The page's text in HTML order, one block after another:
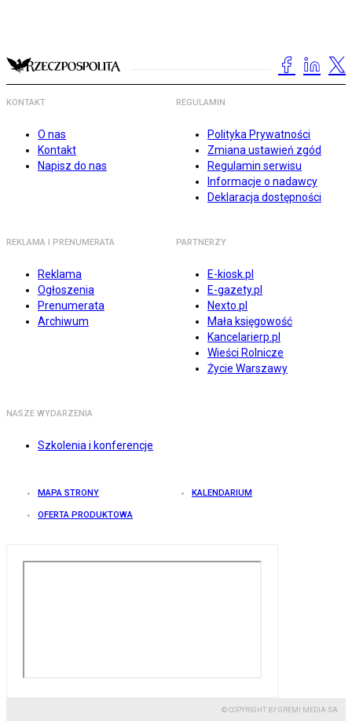
KONTAKT
O nas
Kontakt
Napisz do nas
REGULAMIN
Polityka Prywatności
Zmiana ustawień zgód
Regulamin serwisu
Informacje o nadawcy
Deklaracja dostępności
REKLAMA I PRENUMERATA
Reklama
Ogłoszenia
Prenumerata
Archiwum
PARTNERZY
E-kiosk.pl
E-gazety.pl
Nexto.pl
Mała księgowość
Kancelarierp.pl
Wieści Rolnicze
Życie Warszawy
NASZE WYDARZENIA
Szkolenia i konferencje
MAPA STRONY KALENDARIUM
OFERTA PRODUKTOWA
© COPYRIGHT BY GREMI MEDIA SA